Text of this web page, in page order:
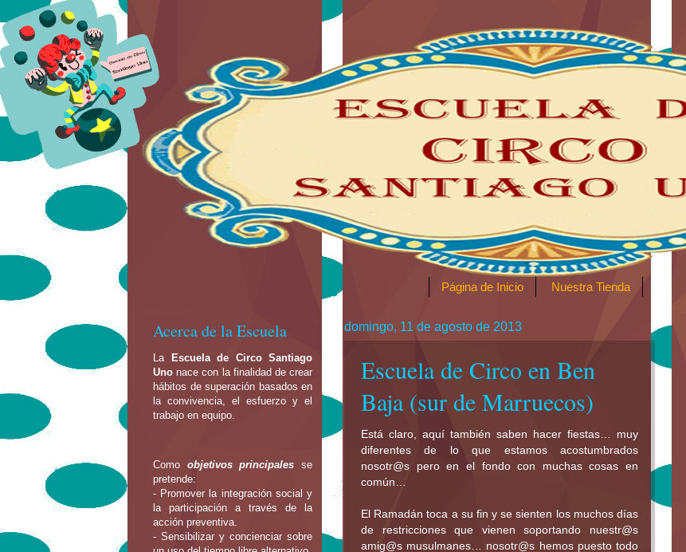
Página de Inicio Nuestra Tienda
domingo, 11 de agosto de 2013
Escuela de Circo en Ben
Baja (sur de Marruecos)
Está claro, aquí también saben hacer fiestas… muy
diferentes de lo que estamos acostumbrados
nosotr@s pero en el fondo con muchas cosas en
común…
El Ramadán toca a su fin y se sienten los muchos días
de restricciones que vienen soportando nuestr@s
amig@s musulmanes… nosotr@s hemos puesto todo
Acerca de la Escuela
La
Escuela de Circo Santiago
Uno nace con la finalidad de crear
hábitos de superación basados en
la convivencia, el esfuerzo y el
trabajo en equipo.
Como objetivos principales se
pretende:
- Promover la integración social y
la participación a través de la
acción preventiva.
- Sensibilizar y concienciar sobre